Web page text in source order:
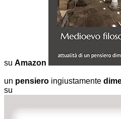
su Amazon
un pensiero ingiustamente